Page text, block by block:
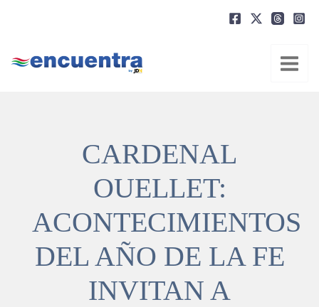
CARDENAL
OUELLET:
ACONTECIMIENTOS
DEL AÑO DE LA FE
INVITAN A